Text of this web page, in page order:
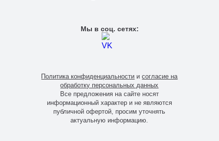
Мы в соц. сетях:
Все предложения на сайте носят
информационный характер и не являются
публичной офертой, просим уточнять
актуальную информацию.
Политика конфиденциальности исогласие на
обработку персональных данных